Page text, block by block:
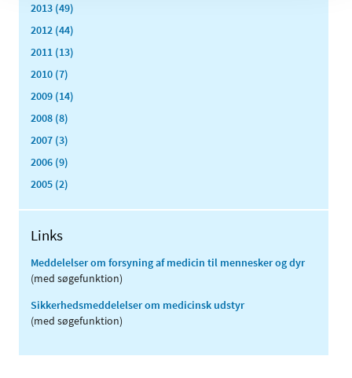
2013 (49)
2012 (44)
2011 (13)
2010 (7)
2009 (14)
2008 (8)
2007 (3)
2006 (9)
2005 (2)
Links
Meddelelser om forsyning af medicin til mennesker og dyr
(med søgefunktion)
Sikkerhedsmeddelelser om medicinsk udstyr
(med søgefunktion)